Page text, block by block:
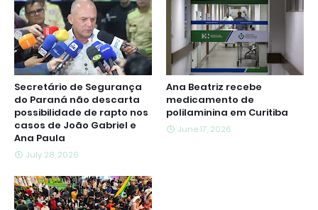
Secretário de Segurança
do Paraná não descarta
possibilidade de rapto nos
casos de João Gabriel e
Ana Paula
July 28, 2026
Ana Beatriz recebe
medicamento de
polilaminina em Curitiba
June 17, 2026